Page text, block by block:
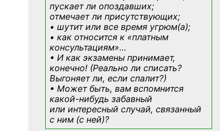
пускает ли опоздавших;
отмечает ли присутствующих;
• шутит или все время угрюм(а);
• как относится к «платным
консультациям»…
• И как экзамены принимает,
конечно! (Реально ли списать?
Выгоняет ли, если спалит?)
• Может быть, вам вспомнится
какой-нибудь забавный
или интересный случай, связанный
с ним (с ней)?